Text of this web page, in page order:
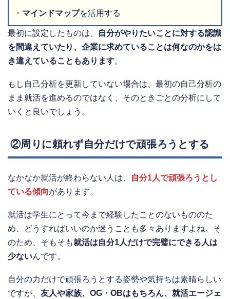
・ マインドマップを活用する
最初に設定したものは、
自分がやりたいことに対する認識
を間違えていたり、企業に求めていることは何なのかをは
き違えていることもあります。
もし自己分析を更新していない場合は、最初の自己分析の
まま就活を進めるのではなく、そのときごとの分析にして
いくと良いでしょう。
②周りに頼れず自分だけで頑張ろうとする
なかなか就活が終わらない人は、
自分1人で頑張ろうとし
ている傾向があります。
就活は学生にとって今まで経験したことのないもののた
め、どうすればいいのか迷うことも多々ありますよね。そ
のため、そもそも就活は自分1人だけで完璧にできる人は
少ないんです。
自分の力だけで頑張ろうとする姿勢や気持ちは素晴らしい
ですが、 友人や家族、OG・OBはもちろん、就活エージェ